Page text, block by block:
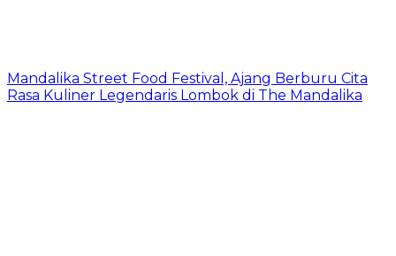
Mandalika Street Food Festival, Ajang Berburu Cita
Rasa Kuliner Legendaris Lombok di The Mandalika